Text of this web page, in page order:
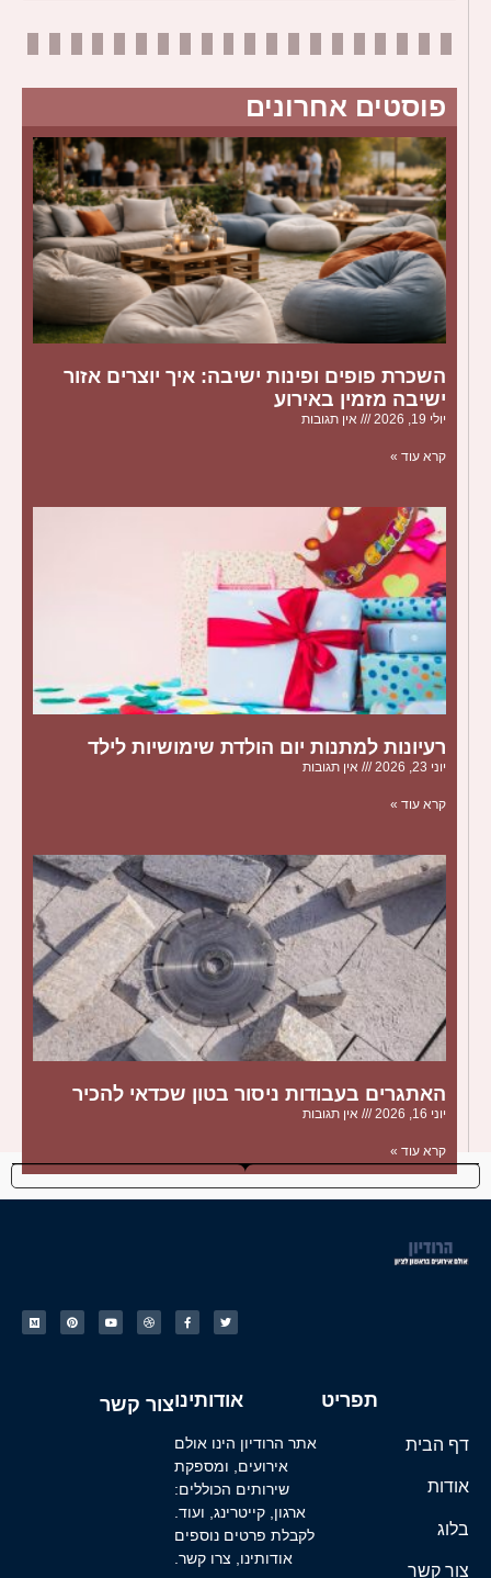
פוסטים אחרונים
השכרת פופים ופינות ישיבה: איך יוצרים אזור
ישיבה מזמין באירוע
יולי 19, 2026 אין תגובות
קרא עוד »
רעיונות למתנות יום הולדת שימושיות לילד
יוני 23, 2026 אין תגובות
קרא עוד »
האתגרים בעבודות ניסור בטון שכדאי להכיר
יוני 16, 2026 אין תגובות
קרא עוד »
תפריט
דף הבית
אודות
בלוג
צור קשר
אודותינו
אתר הרודיון הינו אולם
אירועים, ומספקת
שירותים הכוללים:
ארגון, קייטרינג, ועוד.
לקבלת פרטים נוספים
אודותינו, צרו קשר.
צור קשר